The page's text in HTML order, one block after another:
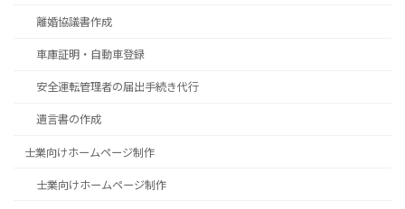
離婚協議書作成
車庫証明・自動車登録
安全運転管理者の届出手続き代行
遺言書の作成
士業向けホームページ制作
士業向けホームページ制作